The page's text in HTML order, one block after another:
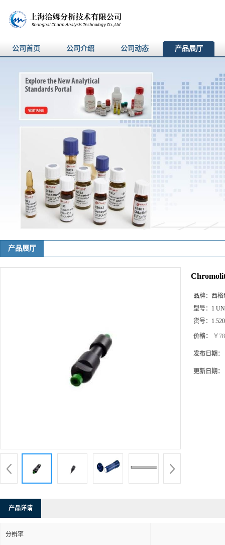
公司首页 公司介绍 公司动态 产品展厅
产品展厅
品牌： 西格
型号： 1
货号：
价格： ￥
发布日期：
更新日期：
产品详请
分辨率